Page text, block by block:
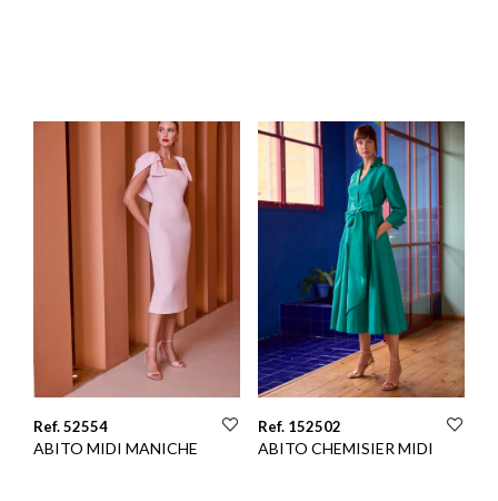
Ref. 52554
ABITO MIDI MANICHE
Ref. 152502
ABITO CHEMISIER MIDI